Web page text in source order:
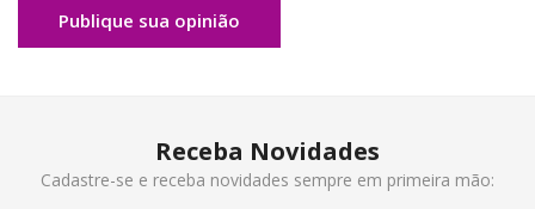
Publique sua opinião
Receba Novidades
Cadastre-se e receba novidades sempre em primeira mão: